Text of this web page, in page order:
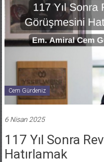
Cem Gürdeniz
6 Nisan 2025
117 Yıl Sonra
Hatırlamak